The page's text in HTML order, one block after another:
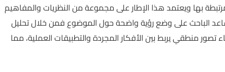
بها ويعتمد هذا الإطار على مجموعة من النظريات والمفاهيم
الباحث على وضع رؤية واضحة حول الموضوع فمن خلال تحليل
تصور منطقي يربط بين الأفكار المجردة والتطبيقات العملية، مما